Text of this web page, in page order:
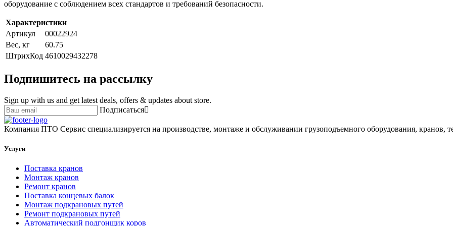
оборудование с соблюдением всех стандартов и требований безопасности.
Характеристики
Артикул
00022924
Вес, кг
60.75
ШтрихКод 4610029432278
Подпишитесь на рассылку
Sign up with us and get latest deals, offers & updates about store.
Подписаться
Компания ПТО Сервис специализируется на производстве, монтаже и обслуживании грузоподъемного оборудования, кранов,
Услуги
Поставка кранов
Монтаж кранов
Ремонт кранов
Поставка концевых балок
Монтаж подкрановых путей
Ремонт подкрановых путей
Автоматический подгонщик коров